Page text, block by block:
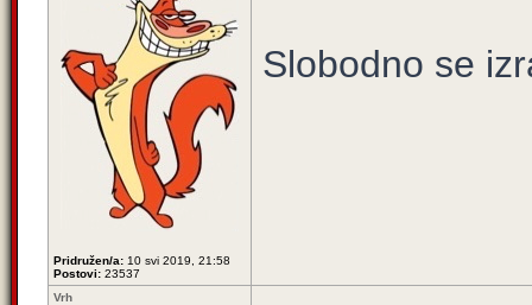
Pridružen/a: 10 svi 2019, 21:58
Postovi: 23537
Slobodno se
Vrh